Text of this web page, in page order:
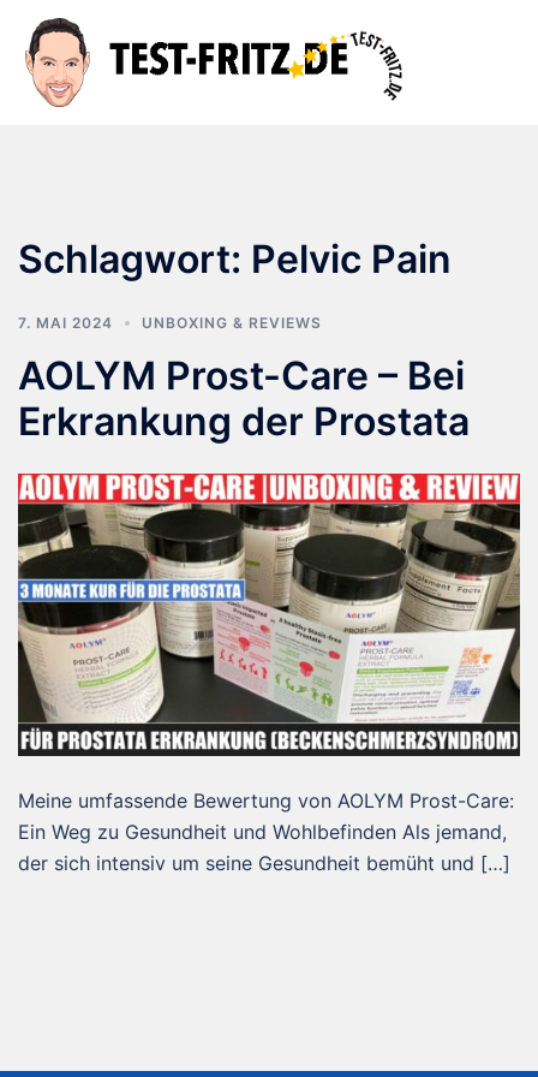
Inhalt
springen
Schlagwort: Pelvic Pain
7. MAI 2024 UNBOXING & REVIEWS
AOLYM Prost-Care – Bei
Erkrankung der Prostata
Meine umfassende Bewertung von AOLYM Prost-Care:
Ein Weg zu Gesundheit und Wohlbefinden Als jemand,
der sich intensiv um seine Gesundheit bemüht und […]